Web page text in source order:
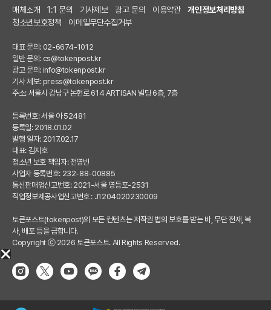
매체소개 1:1 문의 기사제보 광고 문의 이용약관
개인정보처리방침
청소년보호정책
이메일무단수집거부
대표 문의: 02-6674-1012
일반 문의: cs@tokenpost.kr
광고 문의: info@tokenpost.kr
기사 제보: press@tokenpost.kr
주소: 서울시 강남구 논현로 614 ARTISAN 빌딩 6층, 7층
등록번호: 서울 아 52481
등록일: 2018.01.02
발행 일자: 2017.02.17
대표: 김지호
청소년 보호 책임자: 전영빈
사업자 등록번호: 232-88-00885
통신판매업신고번호: 2021-서울 영등포-2531
직업정보제공사업신고번호 : J1204020230009
토큰포스트(tokenpost)의 모든 컨텐츠는 저작권 법의 보호를 받는 바, 무단 전재, 복
사, 배포 등을 금합니다.
Copyright ⓒ 2026 토큰포스트. All Rights Reserved.